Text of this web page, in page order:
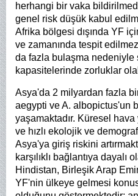
herhangi bir vaka
genel risk düşük kabul
Afrika bölgesi dışında YF
ve zamanında tespit
da fazla bulaşma nedeniyle
kapasitelerinde zorluklar
Asya'da 2 milyardan fazla
aegypti ve A. albopictus'un
yaşamaktadır. Küresel
ve hızlı ekolojik ve
Asya'ya giriş riskini
karşılıklı bağlantıya dayalı
Hindistan, Birleşik Arap
YF'nin ülkeye gelmesi